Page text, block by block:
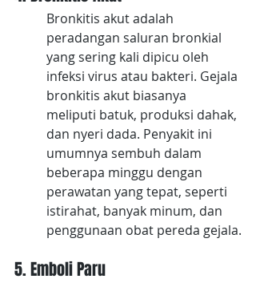
Bronkitis akut adalah
peradangan saluran bronkial
yang sering kali dipicu oleh
infeksi virus atau bakteri. Gejala
bronkitis akut biasanya
meliputi batuk, produksi dahak,
dan nyeri dada. Penyakit ini
umumnya sembuh dalam
beberapa minggu dengan
perawatan yang tepat, seperti
istirahat, banyak minum, dan
penggunaan obat pereda gejala.
5. Emboli Paru